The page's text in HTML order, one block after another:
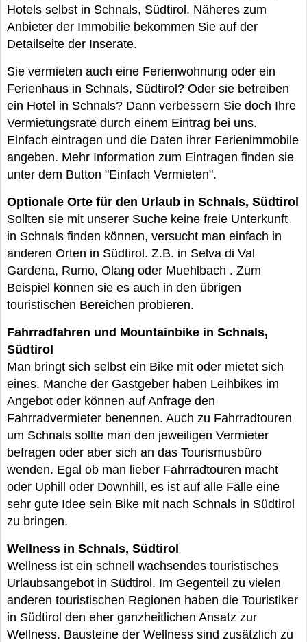
Hotels selbst in Schnals, Südtirol. Näheres zum
Anbieter der Immobilie bekommen Sie auf der
Detailseite der Inserate.
Sie vermieten auch eine Ferienwohnung oder ein
Ferienhaus in Schnals, Südtirol? Oder sie betreiben
ein Hotel in Schnals? Dann verbessern Sie doch Ihre
Vermietungsrate durch einem Eintrag bei uns.
Einfach eintragen und die Daten ihrer Ferienimmobile
angeben. Mehr Information zum Eintragen finden sie
unter dem Button "Einfach Vermieten".
Optionale Orte für den Urlaub in Schnals, Südtirol
Sollten sie mit unserer Suche keine freie Unterkunft
in Schnals finden können, versucht man einfach in
anderen Orten in Südtirol. Z.B. in Selva di Val
Gardena, Rumo, Olang oder Muehlbach . Zum
Beispiel können sie es auch in den übrigen
touristischen Bereichen probieren.
Fahrradfahren und Mountainbike in Schnals,
Südtirol
Man bringt sich selbst ein Bike mit oder mietet sich
eines. Manche der Gastgeber haben Leihbikes im
Angebot oder können auf Anfrage den
Fahrradvermieter benennen. Auch zu Fahrradtouren
um Schnals sollte man den jeweiligen Vermieter
befragen oder aber sich an das Tourismusbüro
wenden. Egal ob man lieber Fahrradtouren macht
oder Uphill oder Downhill, es ist auf alle Fälle eine
sehr gute Idee sein Bike mit nach Schnals in Südtirol
zu bringen.
Wellness in Schnals, Südtirol
Wellness ist ein schnell wachsendes touristisches
Urlaubsangebot in Südtirol. Im Gegenteil zu vielen
anderen touristischen Regionen haben die Touristiker
in Südtirol den eher ganzheitlichen Ansatz zur
Wellness. Bausteine der Wellness sind zusätzlich zu